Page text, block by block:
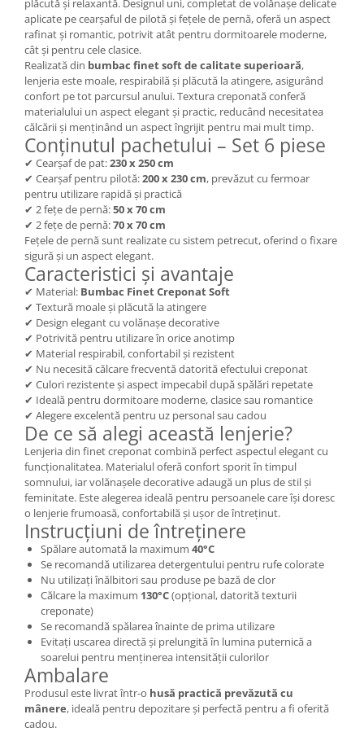
plăcută și relaxantă. Designul uni, completat de volănașe delicate
aplicate pe cearșaful de pilotă și fețele de pernă, oferă un aspect
rafinat și romantic, potrivit atât pentru dormitoarele moderne,
cât și pentru cele clasice.
Realizată din bumbac finet soft de calitate superioară,
lenjeria este moale, respirabilă și plăcută la atingere, asigurând
confort pe tot parcursul anului. Textura creponată conferă
materialului un aspect elegant și practic, reducând necesitatea
călcării și menținând un aspect îngrijit pentru mai mult timp.
Conținutul pachetului – Set 6 piese
✔ Cearșaf de pat:230 x 250 cm
✔ Cearșaf pentru pilotă:200 x 230 cm, prevăzut cu fermoar
pentru utilizare rapidă și practică
✔ 2 fețe de pernă:50 x 70 cm
✔ 2 fețe de pernă:70 x 70 cm
Fețele de pernă sunt realizate cu sistem petrecut, oferind o fixare
sigură și un aspect elegant.
Caracteristici și avantaje
✔ Material: Bumbac Finet Creponat Soft
✔ Textură moale și plăcută la atingere
✔ Design elegant cu volănașe decorative
✔ Potrivită pentru utilizare în orice anotimp
✔ Material respirabil, confortabil și rezistent
✔ Nu necesită călcare frecventă datorită efectului creponat
✔ Culori rezistente și aspect impecabil după spălări repetate
✔ Ideală pentru dormitoare moderne, clasice sau romantice
✔ Alegere excelentă pentru uz personal sau cadou
De ce să alegi această lenjerie?
Lenjeria din finet creponat combină perfect aspectul elegant cu
funcționalitatea. Materialul oferă confort sporit în timpul
somnului, iar volănașele decorative adaugă un plus de stil și
feminitate. Este alegerea ideală pentru persoanele care își doresc
o lenjerie frumoasă, confortabilă și ușor de întreținut.
Instrucțiuni de întreținere
Spălare automată la maximum 40°C
Se recomandă utilizarea detergentului pentru rufe colorate
Nu utilizați înălbitori sau produse pe bază de clor
Călcare la maximum 130°C(opțional, datorită texturii
creponate)
Se recomandă spălarea înainte de prima utilizare
Evitați uscarea directă și prelungită în lumina puternică a
soarelui pentru menținerea intensității culorilor
Ambalare
Produsul este livrat într-o husă practică prevăzută cu
mânere, ideală pentru depozitare și perfectă pentru a fi oferită
cadou.